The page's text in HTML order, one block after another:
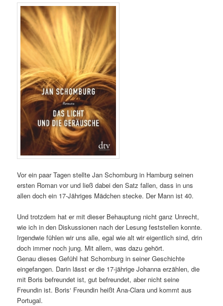
Vor ein paar Tagen stellte Jan Schomburg in Hamburg seinen
ersten Roman vor und ließ dabei den Satz fallen, dass in uns
allen doch ein 17-Jähriges Mädchen stecke. Der Mann ist 40.
Und trotzdem hat er mit dieser Behauptung nicht ganz Unrecht,
wie ich in den Diskussionen nach der Lesung feststellen konnte.
Irgendwie fühlen wir uns alle, egal wie alt wir eigentlich sind, drin
doch immer noch jung. Mit allem, was dazu gehört.
Genau dieses Gefühl hat Schomburg in seiner Geschichte
eingefangen. Darin lässt er die 17-jährige Johanna erzählen, die
mit Boris befreundet ist, gut befreundet, aber nicht seine
Freundin ist. Boris‘ Freundin heißt Ana-Clara und kommt aus
Portugal.